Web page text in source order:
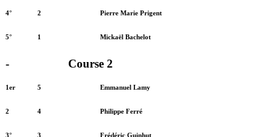
4° 2 Pierre Marie Prigent
5° 1 Mickaël Bachelot
- Course 2
1er 5 Emmanuel Lamy
2 4 Philippe Ferré
3° 3 Frédéric Guinhut